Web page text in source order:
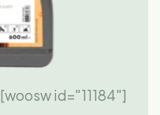
[woosw id="11184"]